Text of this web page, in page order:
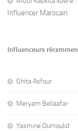
Influencer Marocain
Influenceurs
Ghita Asfour
Meryam Bellaafar
Yasmine Oumoulid